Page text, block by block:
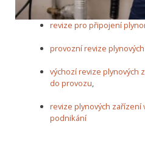
revize pro připojení
provozní revize
výchozí revize plynových
do provozu,
revize plynových
podnikání